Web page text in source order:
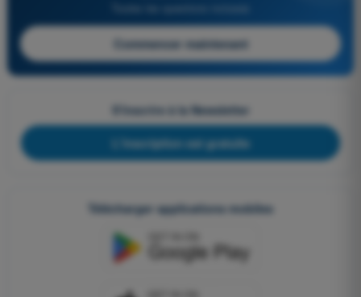
Commencer maintenant
S'inscrire à la Newsletter
L'inscription est gratuite
Télécharger applications mobiles